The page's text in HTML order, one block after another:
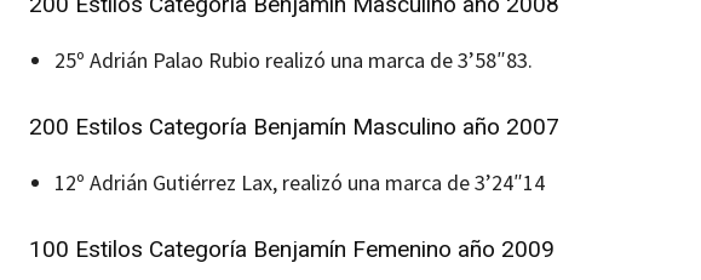
25º Adrián Palao Rubio realizó una marca de 3’58″83.
200 Estilos Categoría Benjamín Masculino año 2007
12º Adrián Gutiérrez Lax, realizó una marca de 3’24″14
100 Estilos Categoría Benjamín Femenino año 2009